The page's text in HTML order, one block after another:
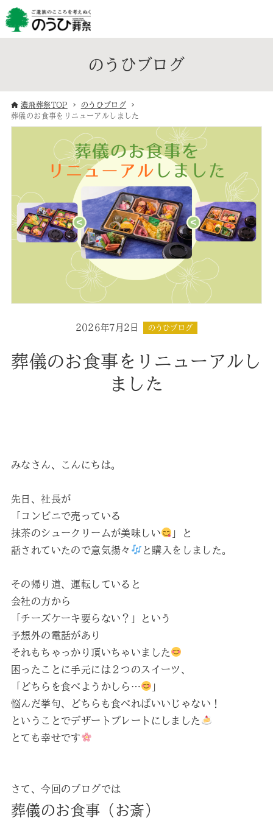
のうひブログ
濃飛葬祭TOP
のうひブログ
葬儀のお食事をリニューアルしました
2026年7月2日 のうひブログ
葬儀のお食事をリニューアルし
ました
みなさん、こんにちは。
先日、社長が
「コンビニで売っている
抹茶のシュークリームが美味しい
」と
話されていたので意気揚々
と購入をしました。
その帰り道、運転していると
会社の方から
「チーズケーキ要らない？」という
予想外の電話があり
それもちゃっかり頂いちゃいました
困ったことに手元には２つのスイーツ、
「どちらを食べようかしら…
」
悩んだ挙句、どちらも食べればいいじゃない！
ということでデザートプレートにしました
とても幸せです
さて、今回のブログでは
葬儀のお食事（お斎）